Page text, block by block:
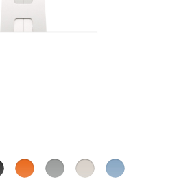
OrangeGris BétonBleu